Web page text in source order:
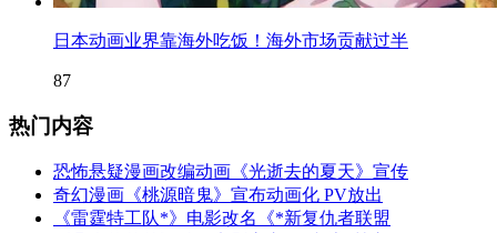
日本动画业界靠海外吃饭！海外市场贡献过半
87
热门内容
恐怖悬疑漫画改编动画《光逝去的夏天》宣传
奇幻漫画《桃源暗鬼》宣布动画化 PV放出
《雷霆特工队*》电影改名《*新复仇者联盟